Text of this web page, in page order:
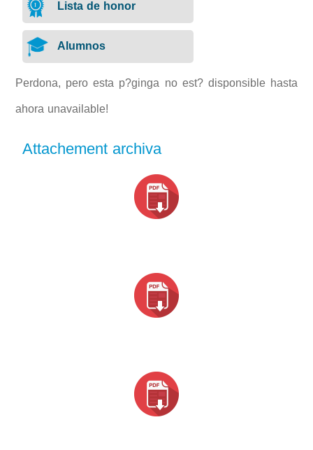
Lista de honor
Alumnos
Perdona, pero esta p?ginga no est? disponsible hasta
ahora unavailable!
Attachement archiva